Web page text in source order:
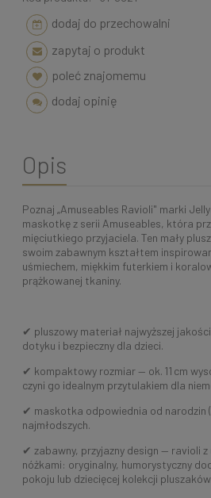
dodaj do przechowalni
zapytaj o produkt
poleć znajomemu
dodaj opinię
Opis
Poznaj „Amuseables Ravioli" marki
maskotkę z serii Amuseables, która
mięciutkiego przyjaciela. Ten mały
swoim zabawnym kształtem
uśmiechem, miękkim futerkiem i
prążkowanej tkaniny.
✔ pluszowy materiał najwyższej
dotyku i bezpieczny dla dzieci.
✔ kompaktowy rozmiar — ok. 11 cm
czyni go idealnym przytulakiem dla
✔ maskotka odpowiednia od narodzin
najmłodszych.
✔ zabawny, przyjazny design — ravioli z
nóżkami: oryginalny, humorystyczny
pokoju lub dziecięcej kolekcji pluszaków.